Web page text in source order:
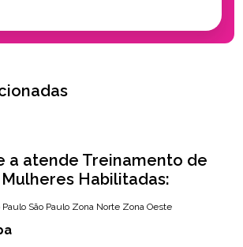
a atende Treinamento de
Habilitadas:
Paulo São Paulo Zona Norte Zona Oeste